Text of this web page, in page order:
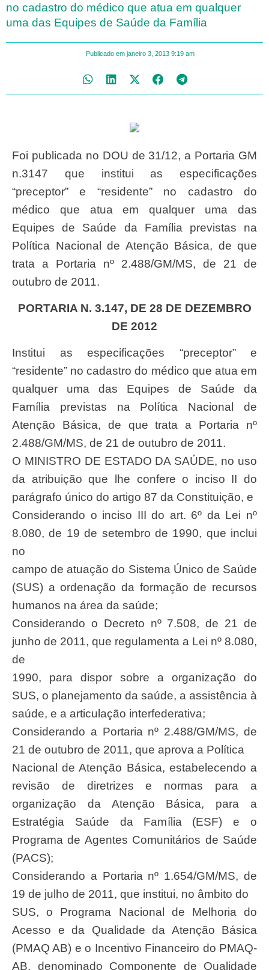
no cadastro do médico que atua em qualquer
uma das Equipes de Saúde da Família
Publicado em janeiro 3, 2013 9:19 am
Foi publicada no DOU de 31/12, a Portaria GM
n.3147 que institui as especificações
“preceptor” e “residente” no cadastro do
médico que atua em qualquer uma das
Equipes de Saúde da Família previstas na
Política Nacional de Atenção Básica, de que
trata a Portaria nº 2.488/GM/MS, de 21 de
outubro de 2011.
PORTARIA N. 3.147, DE 28 DE DEZEMBRO
DE 2012
Institui as especificações “preceptor” e
“residente” no cadastro do médico que atua em
qualquer uma das Equipes de Saúde da
Família previstas na Política Nacional de
Atenção Básica, de que trata a Portaria nº
2.488/GM/MS, de 21 de outubro de 2011.
O MINISTRO DE ESTADO DA SAÚDE, no uso
da atribuição que lhe confere o inciso II do
parágrafo único do artigo 87 da Constituição, e
Considerando o inciso III do art. 6º da Lei nº
8.080, de 19 de setembro de 1990, que inclui
no
campo de atuação do Sistema Único de Saúde
(SUS) a ordenação da formação de recursos
humanos na área da saúde;
Considerando o Decreto nº 7.508, de 21 de
junho de 2011, que regulamenta a Lei nº 8.080,
de
1990, para dispor sobre a organização do
SUS, o planejamento da saúde, a assistência à
saúde, e a articulação interfederativa;
Considerando a Portaria nº 2.488/GM/MS, de
21 de outubro de 2011, que aprova a Política
Nacional de Atenção Básica, estabelecendo a
revisão de diretrizes e normas para a
organização da Atenção Básica, para a
Estratégia Saúde da Família (ESF) e o
Programa de Agentes Comunitários de Saúde
(PACS);
Considerando a Portaria nº 1.654/GM/MS, de
19 de julho de 2011, que institui, no âmbito do
SUS, o Programa Nacional de Melhoria do
Acesso e da Qualidade da Atenção Básica
(PMAQ AB) e o Incentivo Financeiro do PMAQ-
AB, denominado Componente de Qualidade